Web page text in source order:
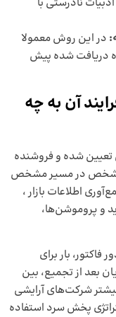
در این روش معمولا
دریافت شده پیش
آن به چه
تعیین شده و فروشنده
مشخص در مسیر مشخص
اطلاعات بازار ،
و پروموشن‌ها،
بار برای
بعد از تجمیع، بین
بیشتر شرکت‌های آرایشی
پخش سرد استفاده